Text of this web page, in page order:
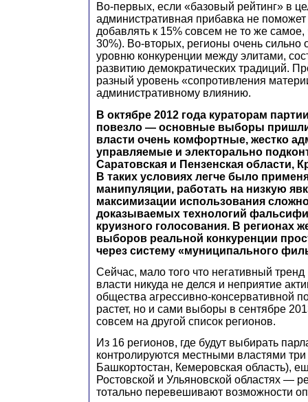
Во-первых, если «базовый рейтинг» в
административная прибавка не поможет
добавлять к 15% совсем не то же самое,
30%). Во-вторых, регионы очень сильно
уровню конкуренции между элитами,
развитию демократических традиций.
разный уровень «сопротивления
административному влиянию.
В октябре 2012 года кураторам
повезло — основные выборы
власти очень комфортные, жестко
управляемые и электорально
Саратовская и Пензенская области,
В таких условиях легче было
манипуляции, работать на низкую
максимизации использования
доказываемых технологий
круизного голосования. В регионах
выборов реальной конкуренции
через систему «муниципального
Сейчас, мало того что негативный
власти никуда не делся и неприятие
общества агрессивно-консервативной
растет, но и сами выборы в сентябре
совсем на другой список регионов.
Из 16 регионов, где будут выбирать
контролируются местными властями
Башкортостан, Кемеровская область),
Ростовской и Ульяновской областях —
тотально перевешивают возможности